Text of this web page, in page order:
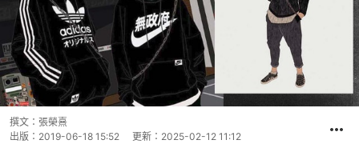
撰文： 張榮熹
出版： 2019-06-18 15:52 更新： 2025-02-12 11:12